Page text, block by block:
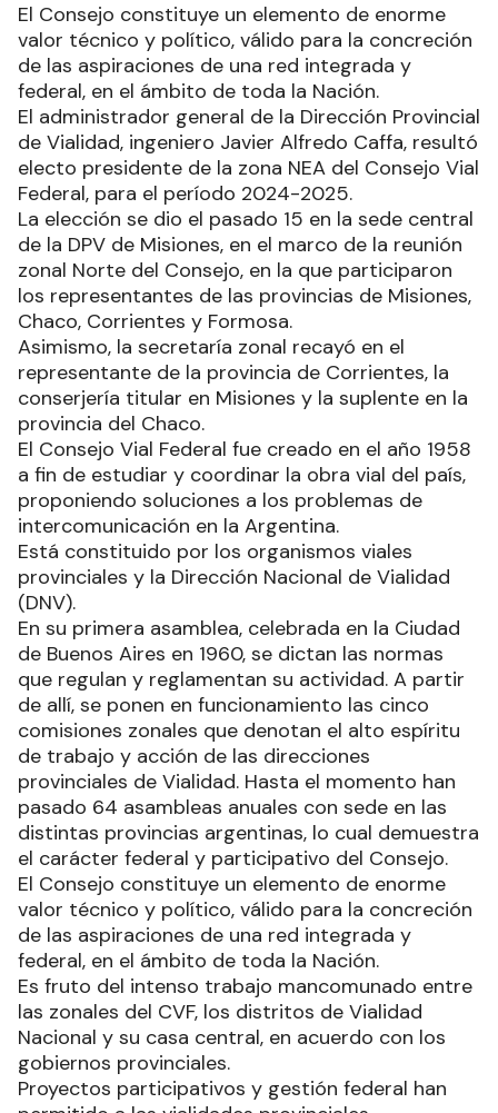
El Consejo constituye un elemento de enorme
valor técnico y político, válido para la concreción
de las aspiraciones de una red integrada y
federal, en el ámbito de toda la Nación.
El administrador general de la Dirección Provincial
de Vialidad, ingeniero Javier Alfredo Caffa, resultó
electo presidente de la zona NEA del Consejo Vial
Federal, para el período 2024-2025.
La elección se dio el pasado 15 en la sede central
de la DPV de Misiones, en el marco de la reunión
zonal Norte del Consejo, en la que participaron
los representantes de las provincias de Misiones,
Chaco, Corrientes y Formosa.
Asimismo, la secretaría zonal recayó en el
representante de la provincia de Corrientes, la
conserjería titular en Misiones y la suplente en la
provincia del Chaco.
El Consejo Vial Federal fue creado en el año 1958
a fin de estudiar y coordinar la obra vial del país,
proponiendo soluciones a los problemas de
intercomunicación en la Argentina.
Está constituido por los organismos viales
provinciales y la Dirección Nacional de Vialidad
(DNV).
En su primera asamblea, celebrada en la Ciudad
de Buenos Aires en 1960, se dictan las normas
que regulan y reglamentan su actividad. A partir
de allí, se ponen en funcionamiento las cinco
comisiones zonales que denotan el alto espíritu
de trabajo y acción de las direcciones
provinciales de Vialidad. Hasta el momento han
pasado 64 asambleas anuales con sede en las
distintas provincias argentinas, lo cual demuestra
el carácter federal y participativo del Consejo.
El Consejo constituye un elemento de enorme
valor técnico y político, válido para la concreción
de las aspiraciones de una red integrada y
federal, en el ámbito de toda la Nación.
Es fruto del intenso trabajo mancomunado entre
las zonales del CVF, los distritos de Vialidad
Nacional y su casa central, en acuerdo con los
gobiernos provinciales.
Proyectos participativos y gestión federal han